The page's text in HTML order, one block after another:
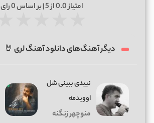
امتیاز0.0از 5 | بر اساس 0رای
دیگر آهنگ‌های دانلود آهنگ لری 🤘
نبیدی ببینی شل
اوویدمه
منوچهر زنگنه